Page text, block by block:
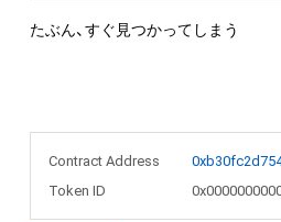
たぶん、すぐ見つかってしまう
Contract Address
Token ID